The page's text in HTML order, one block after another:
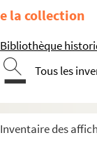
la collection
Bibliothèque
Tous les
Inventaire des
Mabille perd la boule
Marcel Marceau
Même heure l'année
moulin de la Galette
coupez pas les